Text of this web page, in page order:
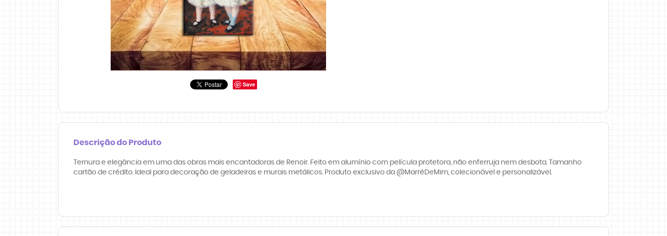
Save
Descrição do Produto
Ternura e elegância em uma das obras mais encantadoras de Renoir. Feito em alumínio com película protetora, não enferruja nem desbota. Tamanho
cartão de crédito. Ideal para decoração de geladeiras e murais metálicos. Produto exclusivo da @MarréDeMim, colecionável e personalizável.